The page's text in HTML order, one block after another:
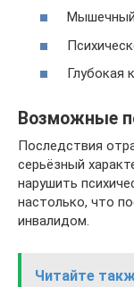
Мышечный
Глубокая
Возможные
Последствия
серьёзный
нарушить
настолько, что
инвалидом.
Читайте